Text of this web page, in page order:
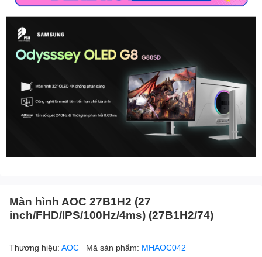
Màn hình AOC 27B1H2 (27
inch/FHD/IPS/100Hz/4ms) (27B1H2/74)
Thương hiệu: AOC Mã sản phẩm: MHAOC042